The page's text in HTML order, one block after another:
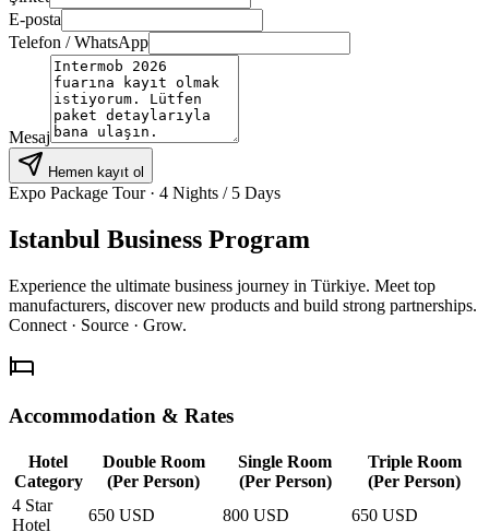
E-posta
Telefon / WhatsApp
Mesaj
Hemen kayıt ol
Expo Package Tour · 4 Nights / 5 Days
Istanbul Business Program
Experience the ultimate business journey in Türkiye. Meet top
manufacturers, discover new products and build strong partnerships.
Connect · Source · Grow.
Accommodation & Rates
Hotel
Category
Double Room
(Per Person)
Single Room
(Per Person)
Triple Room
(Per Person)
4 Star
Hotel
650 USD 800 USD 650 USD